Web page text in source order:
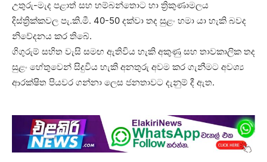
උතුරු-මැද පළාත් සහ හම්බන්තොට හා ත්‍රිකුණාමලය
දිස්ත්‍රික්කවල පැ.කි.මී. 40-50 දක්වා තද සුළං හමා යා හැකි බවද
නිවේදනය කර තිබේ.
ගිගුරුම් සහිත වැසි සමඟ ඇතිවිය හැකි අකුණු සහ තාවකාලික තද
සුළං හේතුවෙන් සිදුවිය හැකි අනතුරු අවම කර ගැනීමට අවශ්‍ය
ආරක්ෂිත පියවර ගන්නා ලෙස ජනතාවට දැනුම් දී ඇත.